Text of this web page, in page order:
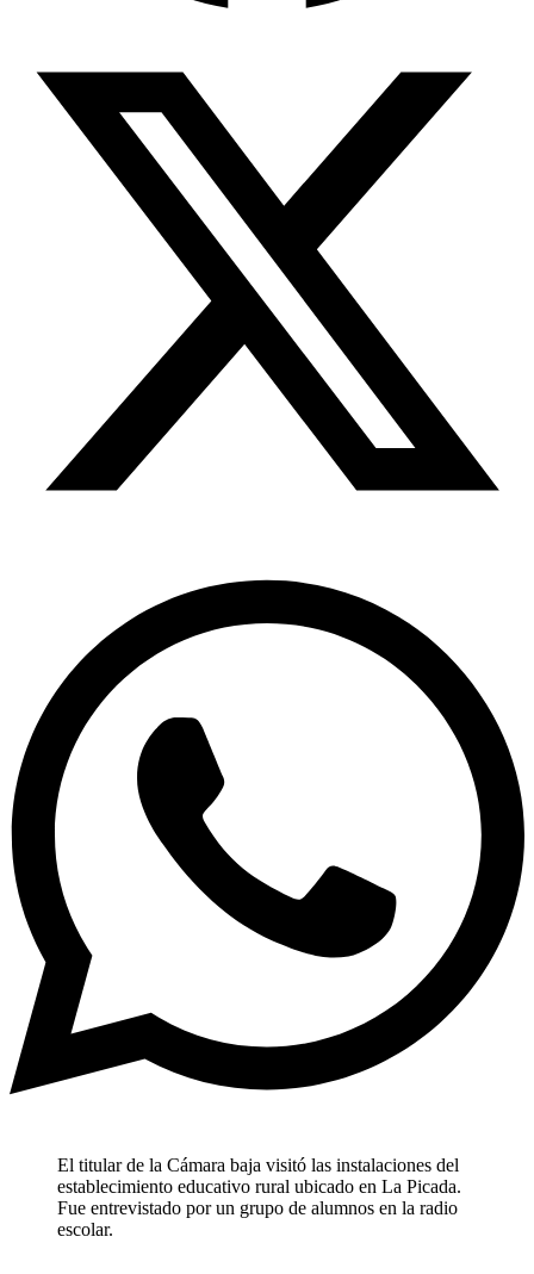
El titular de la Cámara baja visitó las instalaciones del
establecimiento educativo rural ubicado en La Picada.
Fue entrevistado por un grupo de alumnos en la radio
escolar.